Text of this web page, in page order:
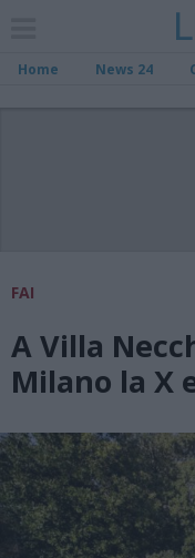
Home News 24
FAI
A Villa
Milano la X